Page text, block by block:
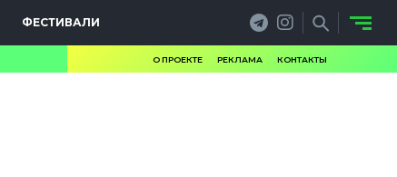
ФЕСТИВАЛИ
О ПРОЕКТЕ РЕКЛАМА КОНТАКТЫ